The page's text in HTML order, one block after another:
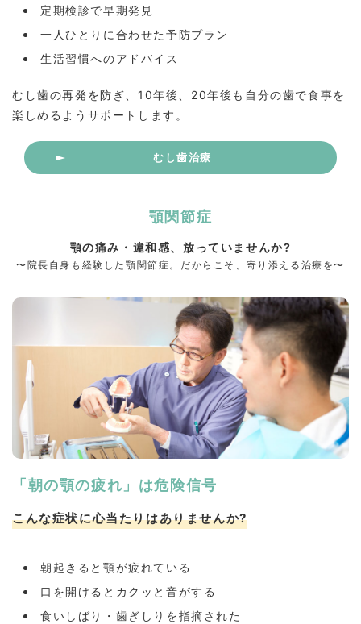
定期検診で早期発見
一人ひとりに合わせた予防プラン
生活習慣へのアドバイス
むし歯の再発を防ぎ、10年後、20年後も自分の歯で食事を
楽しめるようサポートします。
むし歯治療
顎関節症
顎の痛み・違和感、放っていませんか?
〜院長自身も経験した顎関節症。だからこそ、寄り添える治療を〜
「朝の顎の疲れ」は危険信号
こんな症状に心当たりはありませんか?
朝起きると顎が疲れている
口を開けるとカクッと音がする
食いしばり・歯ぎしりを指摘された